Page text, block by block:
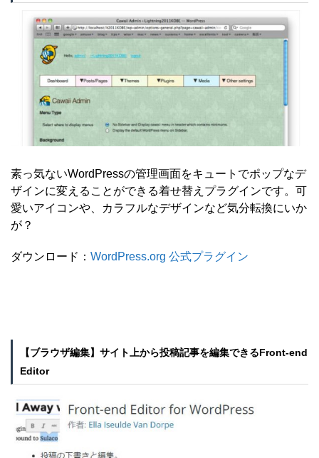
素っ気ないWordPressの管理画面をキュートでポップなデ
ザインに変えることができる着せ替えプラグインです。可
愛いアイコンや、カラフルなデザインなど気分転換にいか
が？
ダウンロード： WordPress.org 公式プラグイン
【ブラウザ編集】サイト上から投稿記事を編集できるFront-end
Editor